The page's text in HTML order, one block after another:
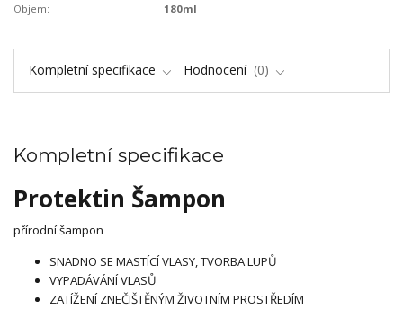
Objem:
180ml
Kompletní specifikace Hodnocení 0
Kompletní specifikace
Protektin Šampon
přírodní šampon
SNADNO SE MASTÍCÍ VLASY, TVORBA LUPŮ
VYPADÁVÁNÍ VLASŮ
ZATÍŽENÍ ZNEČIŠTĚNÝM ŽIVOTNÍM PROSTŘEDÍM